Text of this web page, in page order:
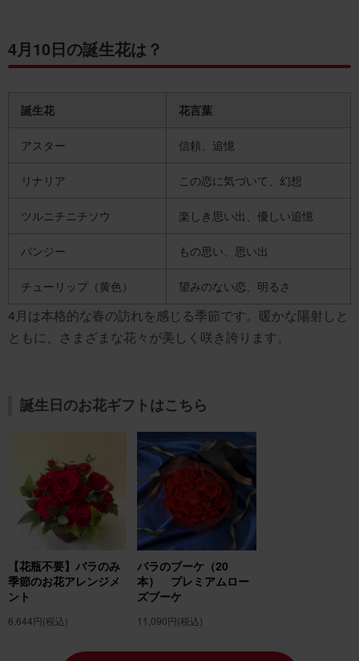
4月10日の誕生花は？
誕生花 花言葉
アスター 信頼、追憶
リナリア この恋に気づいて、幻想
ツルニチニチソウ 楽しき思い出、優しい追憶
パンジー もの思い、思い出
チューリップ（黄色） 望みのない恋、明るさ
4月は本格的な春の訪れを感じる季節です。暖かな陽射しと
ともに、さまざまな花々が美しく咲き誇ります。
誕生日のお花ギフトはこちら
【花瓶不要】バラのみ
季節のお花アレンジメ
ント
6,644円(税込)
バラのブーケ（20
本） プレミアムロー
ズブーケ
11,090円(税込)